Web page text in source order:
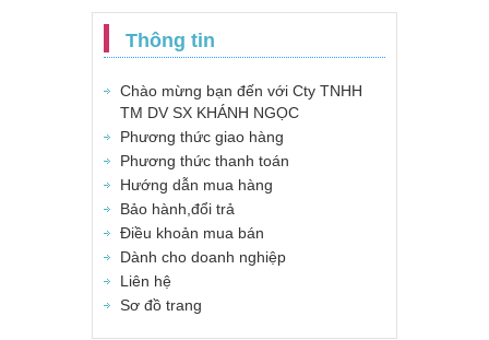
Thông tin
Chào mừng bạn đến với Cty TNHH
TM DV SX KHÁNH NGỌC
Phương thức giao hàng
Phương thức thanh toán
Hướng dẫn mua hàng
Bảo hành,đổi trả
Điều khoản mua bán
Dành cho doanh nghiệp
Liên hệ
Sơ đồ trang